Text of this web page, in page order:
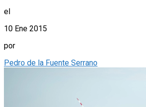
el
10 Ene 2015
por
Pedro de la Fuente Serrano